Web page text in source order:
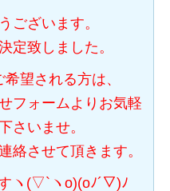
ございます。
定致しました。
望される方は、
フォームよりお気軽
さいませ。
絡させて頂きます。
ヽ(▽`ヽo)(oﾉ´▽)ﾉ